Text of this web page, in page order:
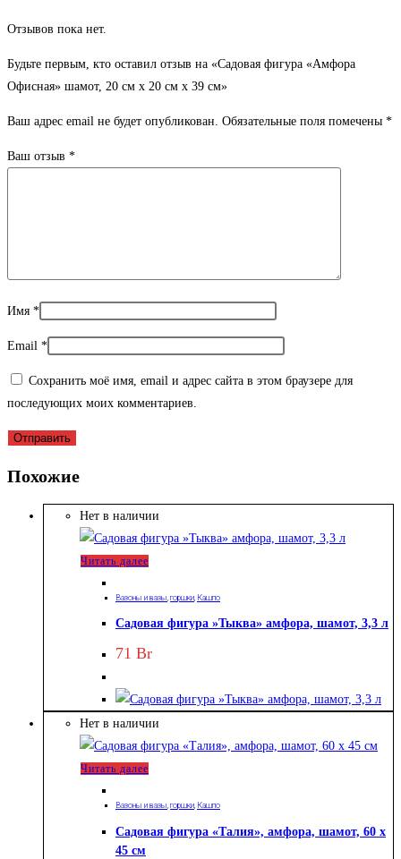
Отзывов пока нет.
Будьте первым, кто оставил отзыв на «Садовая фигура «Амфора
Офисная» шамот, 20 см х 20 см х 39 см»
Ваш адрес email не будет опубликован. Обязательные поля помечены *
Ваш отзыв *
Имя *
Email *
Сохранить моё имя, email и адрес сайта в этом браузере для
последующих моих комментариев.
Похожие
Нет в наличии
Читать далее
Вазоны и вазы горшки Кашпо
Садовая фигура »Тыква» амфора, шамот, 3,3 л
71 Br
Нет в наличии
Читать далее
Вазоны и вазы, горшки, Кашпо
Садовая фигура «Талия», амфора, шамот, 60 х
45 см